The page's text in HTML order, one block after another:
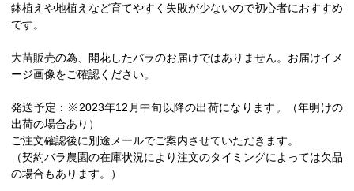
鉢植えや地植えなど育てやすく失敗が少ないので初心者におすすめ
です。
大苗販売の為、開花したバラのお届けではありません。お届けイメ
ージ画像をご確認ください。
発送予定：※2023年12月中旬以降の出荷になります。（年明けの
出荷の場合あり）
ご注文確認後に別途メールでご案内させていただきます。
（契約バラ農園の在庫状況により注文のタイミングによっては欠品
の場合もあります。）